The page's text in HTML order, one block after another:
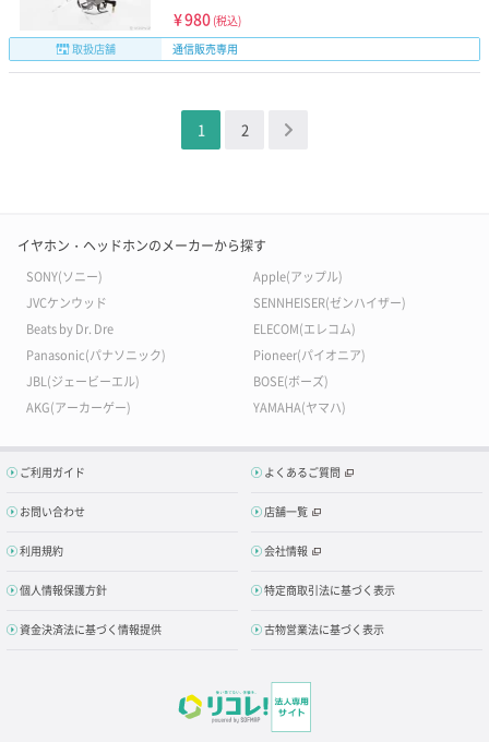
¥980 (税込)
取扱店舗
通信販売専用
1 2 ＞
イヤホン・ヘッドホンのメーカーから探す
SONY(ソニー)
Apple(アップル)
JVCケンウッド
SENNHEISER(ゼンハイザー)
Beats by Dr. Dre
ELECOM(エレコム)
Panasonic(パナソニック)
Pioneer(パイオニア)
JBL(ジェービーエル)
BOSE(ボーズ)
AKG(アーカーゲー)
YAMAHA(ヤマハ)
ご利用ガイド よくあるご質問
お問い合わせ 店舗一覧
利用規約 会社情報
個人情報保護方針 特定商取引法に基づく表示
資金決済法に基づく情報提供 古物営業法に基づく表示